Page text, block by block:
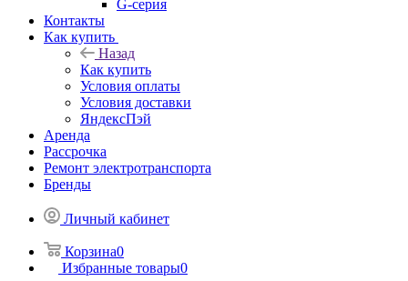
G-серия
Контакты
Как купить
Назад
Как купить
Условия оплаты
Условия доставки
ЯндексПэй
Аренда
Рассрочка
Ремонт электротранспорта
Бренды
Личный кабинет
Корзина0
Избранные товары0